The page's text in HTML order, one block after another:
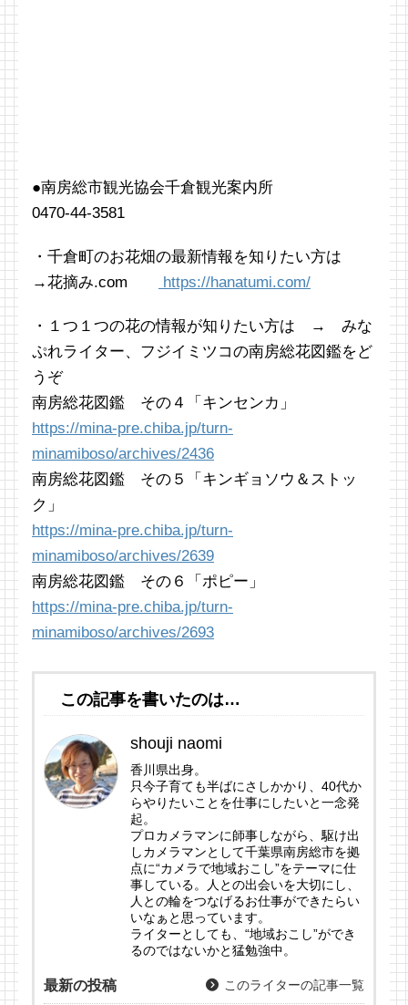
●南房総市観光協会千倉観光案内所
0470-44-3581
・千倉町のお花畑の最新情報を知りたい方は
→花摘み.com
https://hanatumi.com/
・１つ１つの花の情報が知りたい方は → みな
ぷれライター、フジイミツコの南房総花図鑑をど
うぞ
南房総花図鑑 その４「キンセンカ」
https://mina-pre.chiba.jp/turn-
minamiboso/archives/2436
南房総花図鑑 その５「キンギョソウ＆ストッ
ク」
https://mina-pre.chiba.jp/turn-
minamiboso/archives/2639
南房総花図鑑 その６「ポピー」
https://mina-pre.chiba.jp/turn-
minamiboso/archives/2693
この記事を書いたのは…
shouji naomi
香川県出身。
只今子育ても半ばにさしかかり、40代か
らやりたいことを仕事にしたいと一念発
起。
プロカメラマンに師事しながら、駆け出
しカメラマンとして千葉県南房総市を拠
点に“カメラで地域おこし”をテーマに仕
事している。人との出会いを大切にし、
人との輪をつなげるお仕事ができたらい
いなぁと思っています。
ライターとしても、“地域おこし”ができ
るのではないかと猛勉強中。
最新の投稿 このライターの記事一覧